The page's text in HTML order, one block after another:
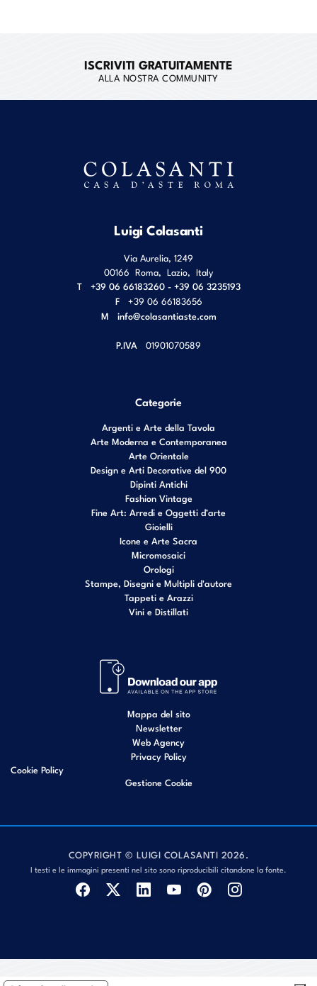
ISCRIVITI GRATUITAMENTE
ALLA NOSTRA COMMUNITY
Luigi Colasanti
Via Aurelia, 1249
00166 Roma, Lazio, Italy
T
+39 06 66183260 - +39 06 3235193
F
+39 06 66183656
M info@colasantiaste.com
P.IVA 01901070589
Categorie
Argenti e Arte della Tavola
Arte Moderna e Contemporanea
Arte Orientale
Design e Arti Decorative del 900
Dipinti Antichi
Fashion Vintage
Fine Art: Arredi e Oggetti d’arte
Gioielli
Icone e Arte Sacra
Micromosaici
Orologi
Stampe, Disegni e Multipli d'autore
Tappeti e Arazzi
Vini e Distillati
Mappa del sito
Newsletter
Web Agency
Privacy Policy
Cookie Policy
Gestione Cookie
COPYRIGHT © LUIGI COLASANTI 2026.
I testi e le immagini presenti nel sito sono riproducibili citandone la fonte.